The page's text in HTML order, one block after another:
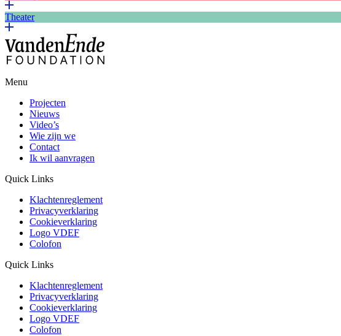
Theater
Menu
Projecten
Nieuws
Video’s
Wie zijn we
Contact
Ik wil aanvragen
Quick Links
Klachtenreglement
Privacyverklaring
Cookieverklaring
Logo VDEF
Colofon
Quick Links
Klachtenreglement
Privacyverklaring
Cookieverklaring
Logo VDEF
Colofon